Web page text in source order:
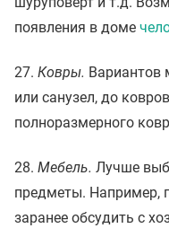
появления в доме
27. Ковры. Вариантов
или санузел, до
полноразмерного
28. Мeбeль. Лучше
предметы. Например,
заранее обсудить с